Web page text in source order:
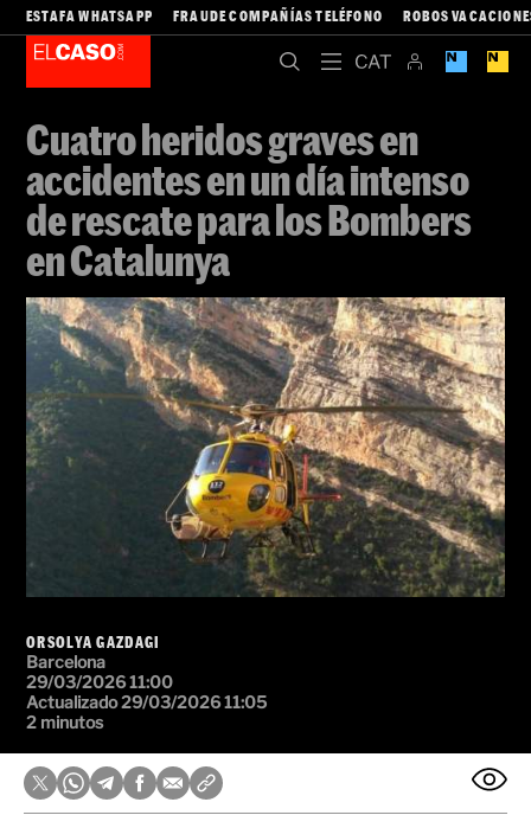
ESTAFA WHATSAPP FRAUDE COMPAÑÍAS TELÉFONO ROBOS
Cuatro heridos graves en
accidentes en un día intenso
de rescate para los Bombers
en Catalunya
ORSOLYA GAZDAGI
Barcelona
29/03/2026 11:00
Actualizado 29/03/2026 11:05
2 minutos